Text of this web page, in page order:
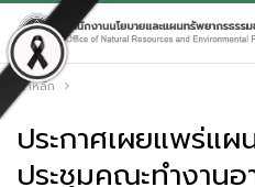
หน้าหลัก
ประกาศเผยแพร่แผ
ประชุมคณะทำงาน